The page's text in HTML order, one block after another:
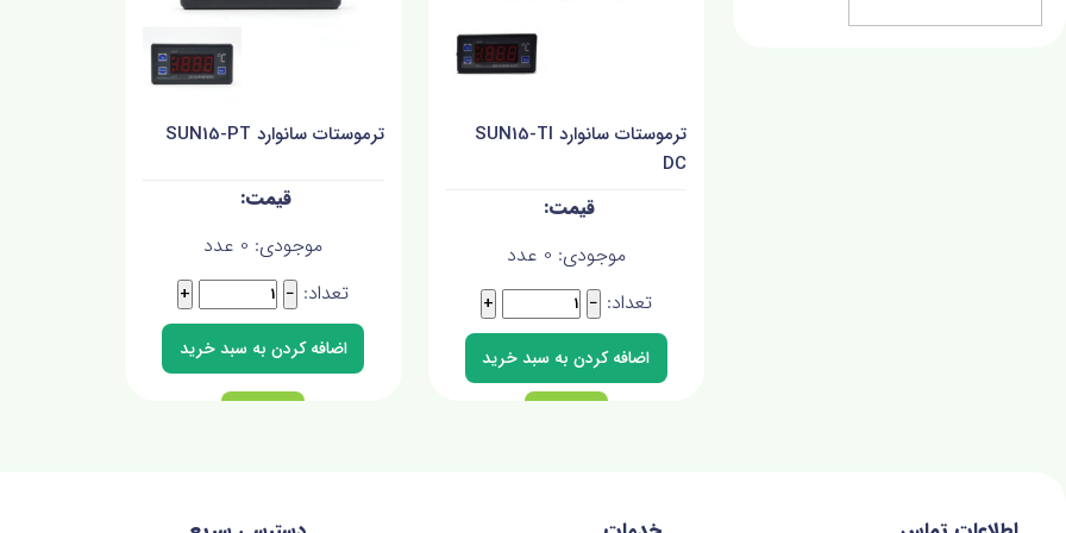
ترموستات سانوارد SUN15-TI
DC
موجودی: 0 عدد
تعداد: −
+
ترموستات سانوارد SUN15-PT
موجودی: 0 عدد
تعداد: −
+